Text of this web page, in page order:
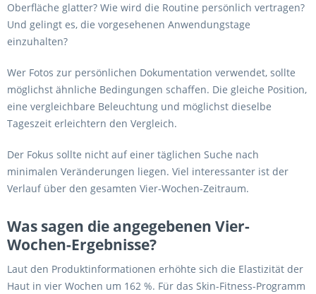
Oberfläche glatter? Wie wird die Routine persönlich vertragen?
Und gelingt es, die vorgesehenen Anwendungstage
einzuhalten?
Wer Fotos zur persönlichen Dokumentation verwendet, sollte
möglichst ähnliche Bedingungen schaffen. Die gleiche Position,
eine vergleichbare Beleuchtung und möglichst dieselbe
Tageszeit erleichtern den Vergleich.
Der Fokus sollte nicht auf einer täglichen Suche nach
minimalen Veränderungen liegen. Viel interessanter ist der
Verlauf über den gesamten Vier-Wochen-Zeitraum.
Was sagen die angegebenen Vier-
Wochen-Ergebnisse?
Laut den Produktinformationen erhöhte sich die Elastizität der
Haut in vier Wochen um 162 %. Für das Skin-Fitness-Programm